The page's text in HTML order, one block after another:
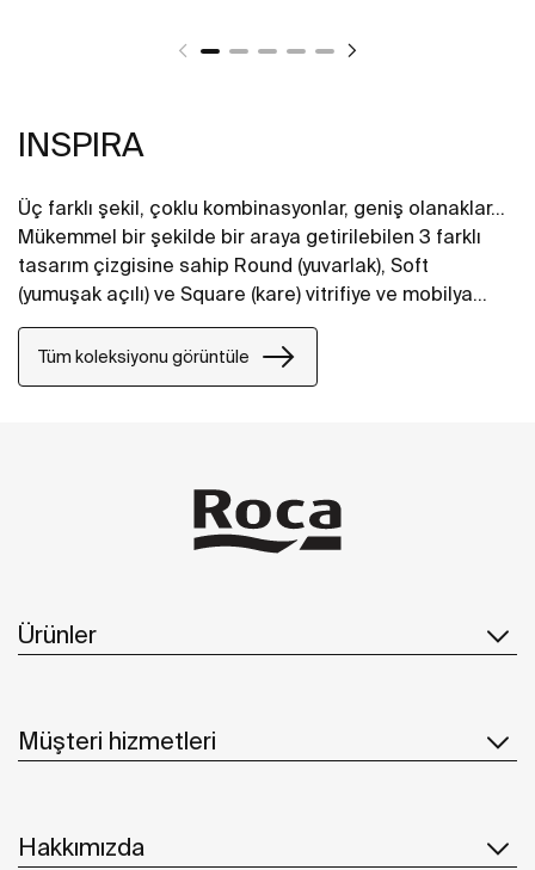
INSPIRA
Üç farklı şekil, çoklu kombinasyonlar, geniş olanaklar...
Mükemmel bir şekilde bir araya getirilebilen 3 farklı
tasarım çizgisine sahip Round (yuvarlak), Soft
(yumuşak açılı) ve Square (kare) vitrifiye ve mobilya
koleksiyonu, her tarz banyo mekanlarına hayat veriyor.
Tüm koleksiyonu görüntüle
Ürünler
Müşteri hizmetleri
Hakkımızda